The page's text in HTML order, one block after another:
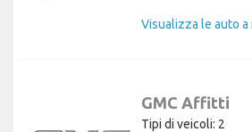
Visualizza le auto
GMC Affitti
Tipi di veicoli: 2